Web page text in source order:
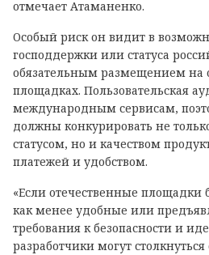
отмечает Атаманенко.
Особый риск он видит в
господдержки или статуса
обязательным размещением на
площадках. Пользовательская
международным сервисам,
должны конкурировать не
статусом, но и качеством
платежей и удобством.
«Если отечественные площадки
как менее удобные или
требования к безопасности и
разработчики могут столкнуться